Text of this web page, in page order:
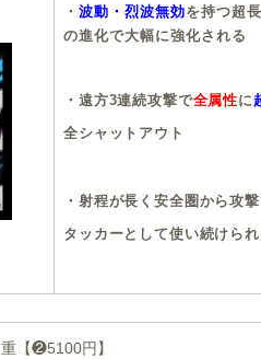
・ 波動・烈波無効を持つ超
の進化で大幅に強化される
・遠方3連続攻撃で全属性に
全シャットアウト
・射程が長く安全圏から攻
タッカーとして使い続けられ
重【❷5100円】